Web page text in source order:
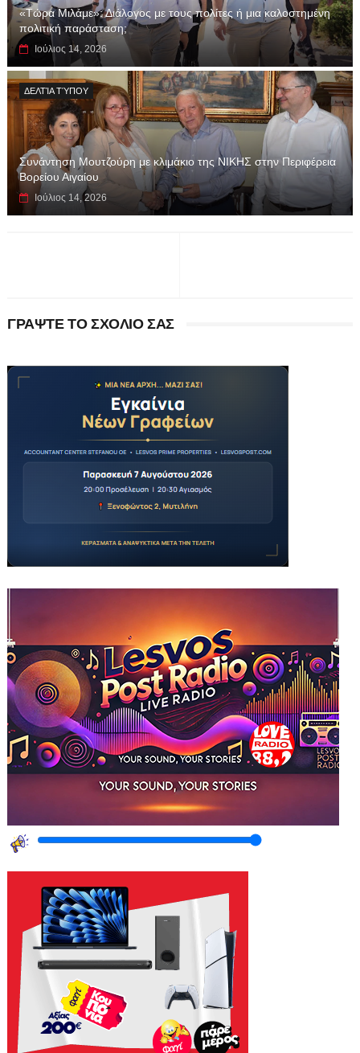
«Τώρα Μιλάμε»: Διάλογος με τους πολίτες ή μια καλοστημένη
πολιτική παράσταση;
Ιούλιος 14, 2026
ΔΕΛΤΊΑ ΤΎΠΟΥ
Συνάντηση Μουτζούρη με κλιμάκιο της ΝΙΚΗΣ στην Περιφέρεια
Βορείου Αιγαίου
Ιούλιος 14, 2026
ΓΡΑΨΤΕ ΤΟ ΣΧΟΛΙΟ ΣΑΣ